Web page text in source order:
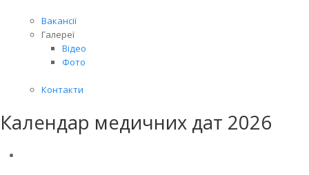
Вакансії
Галереї
Відео
Фото
Контакти
Календар медичних дат 2026